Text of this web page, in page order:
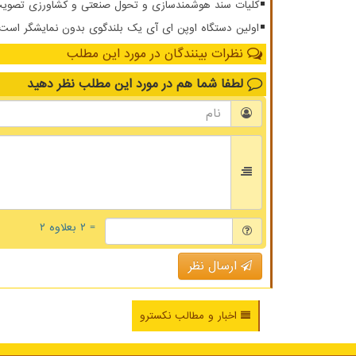
کلیات سند هوشمندسازی و تحول صنعتی و کشاورزی
اولین دستگاه اوپن ای آی یک بلندگوی بدون نمایشگر است
نظرات بینندگان در مورد این مطلب
لطفا شما هم در مورد این مطلب نظر دهید
= ۲ بعلاوه ۲
ارسال نظر
اخبار و مطالب نکسترو